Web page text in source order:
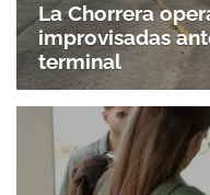
La Chorrera
improvisadas
terminal